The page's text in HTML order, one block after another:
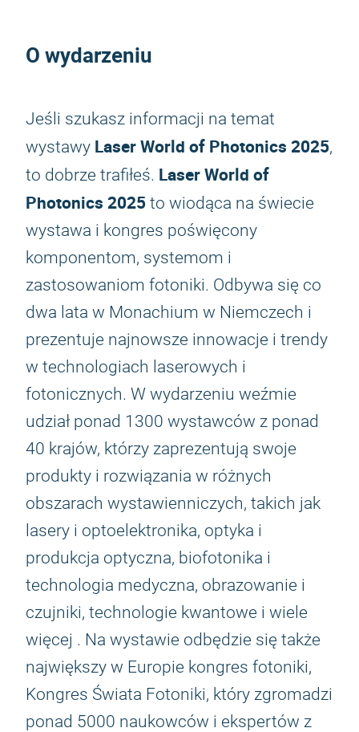
O wydarzeniu
Jeśli szukasz informacji na temat
wystawy Laser World of Photonics 2025,
to dobrze trafiłeś. Laser World of
Photonics 2025 to wiodąca na świecie
wystawa i kongres poświęcony
komponentom, systemom i
zastosowaniom fotoniki. Odbywa się co
dwa lata w Monachium w Niemczech i
prezentuje najnowsze innowacje i trendy
w technologiach laserowych i
fotonicznych. W wydarzeniu weźmie
udział ponad 1300 wystawców z ponad
40 krajów, którzy zaprezentują swoje
produkty i rozwiązania w różnych
obszarach wystawienniczych, takich jak
lasery i optoelektronika, optyka i
produkcja optyczna, biofotonika i
technologia medyczna, obrazowanie i
czujniki, technologie kwantowe i wiele
więcej . Na wystawie odbędzie się także
największy w Europie kongres fotoniki,
Kongres Świata Fotoniki, który zgromadzi
ponad 5000 naukowców i ekspertów z